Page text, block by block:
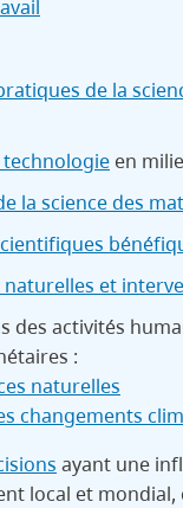
de la
en
la science des
naturelles et
des activités
:
naturelles
changements
ayant une
local et mondial,